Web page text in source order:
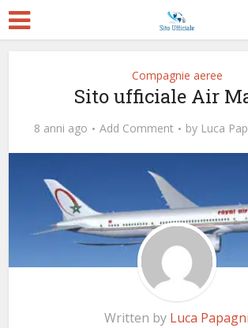
Compagnie aeree
Sito ufficiale Air
8 anni ago Add Comment by Luca
Written by Luca Papagni